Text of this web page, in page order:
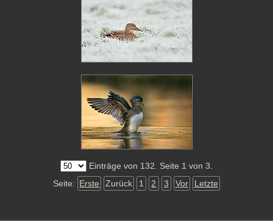
Einträge von 132. Seite 1 von 3.
Seite: Erste Zurück 1 2 3 Vor Letzte